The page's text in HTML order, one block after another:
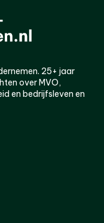
25+ jaar
over MVO,
en bedrijfsleven en